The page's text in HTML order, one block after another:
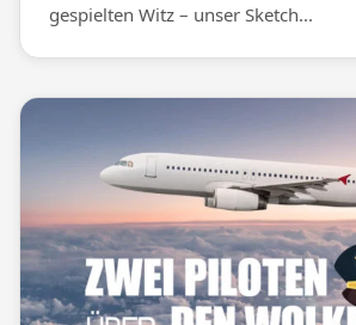
gespielten Witz – unser Sketch...